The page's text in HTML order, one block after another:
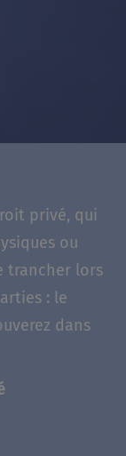
privé, qui
ou
trancher lors
: le
dans